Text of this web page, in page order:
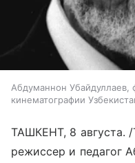
Абдуманнон Убайдуллаев,
кинематографии
ТАШКЕНТ, 8 августа.
режиссер и педагог